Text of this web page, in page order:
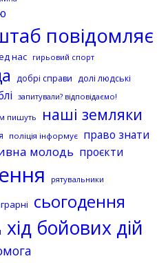
повідомляє
нас гирьовий спорт
добрі справи долі людські
запитували? відповідаємо!
пишуть наші земляки
поліція інформує право знати
молодь проєкти
рятувальники
сьогодення
хід бойових дій